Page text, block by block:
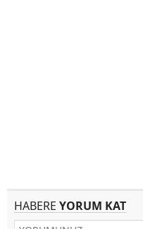
HABERE YORUM KAT